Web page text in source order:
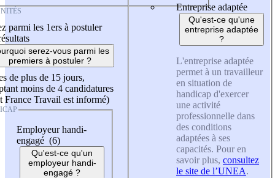
parmi les 1ers à postuler
serez-vous parmi les
premiers à postuler ?
de plus de 15 jours,
moins de 4 candidatures
France Travail est informé)
Employeur handi-
engagé (6)
Qu'est-ce qu'un
employeur handi-
engagé ?
Entreprise adaptée
Qu'est-ce qu'une
entreprise adaptée
?
L'entreprise adaptée
permet à un travailleur
en situation de
handicap d'exercer
une activité
professionnelle dans
des conditions
adaptées à ses
capacités. Pour en
savoir plus, consultez
le site de l’UNEA.